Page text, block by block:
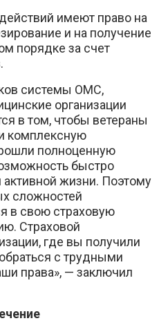
имеют право на
и на получение
порядке за счет
системы ОМС,
организации
в том, чтобы ветераны
комплексную
полноценную
быстро
жизни. Поэтому
сложностей
в свою страховую
Страховой
где вы получили
с трудными
права», — заключил